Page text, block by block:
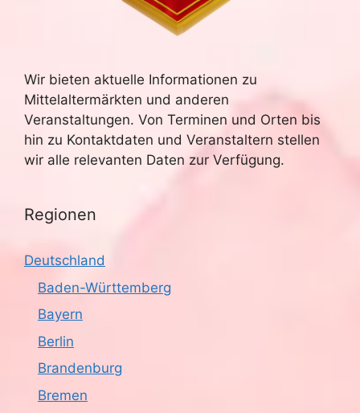
Wir bieten aktuelle Informationen zu
Mittelaltermärkten und anderen
Veranstaltungen. Von Terminen und Orten bis
hin zu Kontaktdaten und Veranstaltern stellen
wir alle relevanten Daten zur Verfügung.
Regionen
Deutschland
Baden-Württemberg
Bayern
Berlin
Brandenburg
Bremen